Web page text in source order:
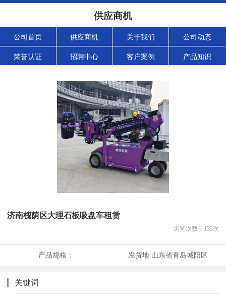
供应商机
公司首页 供应商机 关于我们 公司动态
荣誉认证 招聘中心 客户案例 产品知识
济南槐荫区大理石板吸盘车租赁
浏览次数： 133次
产品规格： 发货地:山东省青岛城阳区
关键词